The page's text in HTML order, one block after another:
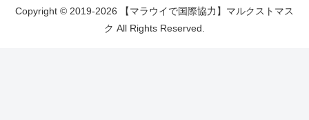
Copyright © 2019-2026 【マラウイで国際協力】マルクストマス
ク All Rights Reserved.